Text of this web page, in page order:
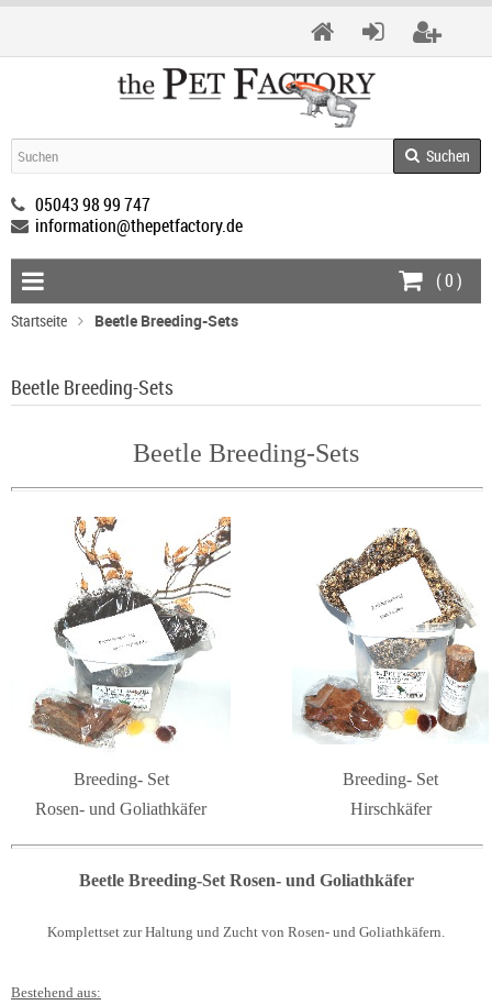
Suchen
05043 98 99 747
information@thepetfactory.de
(0)
Startseite Beetle Breeding-Sets
Beetle Breeding-Sets
Beetle Breeding-Sets
Breeding- Set
Breeding- Set
Rosen- und Goliathkäfer
Hirschkäfer
Beetle Breeding-Set Rosen- und Goliathkäfer
Komplettset zur Haltung und Zucht von Rosen- und Goliathkäfern.
Bestehend aus: